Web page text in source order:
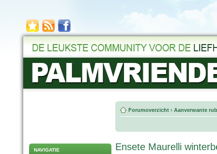
NAVIGATIE
Forumoverzicht ‹ Aanverwante
Ensete Maurelli